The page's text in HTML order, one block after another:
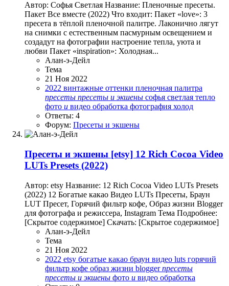
Автор: Софья Светлая Название: Пленочные пресеты.
Пакет Все вместе (2022) Что входит: Пакет «love»: 3
пресета в тёплой пленочной палитре. Лаконично лягут
на снимки с естественным пасмурным освещением и
создадут на фотографии настроение тепла, уюта и
любви Пакет «inspiration»: Холодная...
Алан-э-Дейл
Тема
21 Ноя 2022
2022 винтажные оттенки пленочная палитра
пресеты пресеты и экшены софья светлая тепло
фото и видео обработка фотография холод
Ответы: 4
Форум: Пресеты и экшены
Пресеты и экшены [etsy] 12 Rich Cocoa Video
LUTs Presets (2022)
Автор: etsy Название: 12 Rich Cocoa Video LUTs Presets
(2022) 12 Богатые какао Видео LUTs Пресеты, Браун
LUT Пресет, Горячий фильтр кофе, Образ жизни Blogger
для фотографа и режиссера, Instagram Тема Подробнее:
[Скрытое содержимое] Скачать: [Скрытое содержимое]
Алан-э-Дейл
Тема
21 Ноя 2022
2022 etsy богатые какао браун видео luts горячий
фильтр кофе образ жизни bloggerпресеты
пресеты и экшены фото и видео обработка